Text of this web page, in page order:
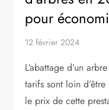
pour
12 février 2024
L’abattage d’un
tarifs sont loin
le prix de cette